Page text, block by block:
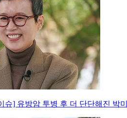
슈] 유방암 투병 후 더 단단해진 박